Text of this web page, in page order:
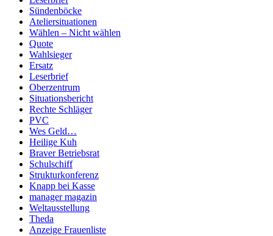
Sündenböcke
Ateliersituationen
Wählen – Nicht wählen
Quote
Wahlsieger
Ersatz
Leserbrief
Oberzentrum
Situationsbericht
Rechte Schläger
PVC
Wes Geld…
Heilige Kuh
Braver Betriebsrat
Schulschiff
Strukturkonferenz
Knapp bei Kasse
manager magazin
Weltausstellung
Theda
Anzeige Frauenliste